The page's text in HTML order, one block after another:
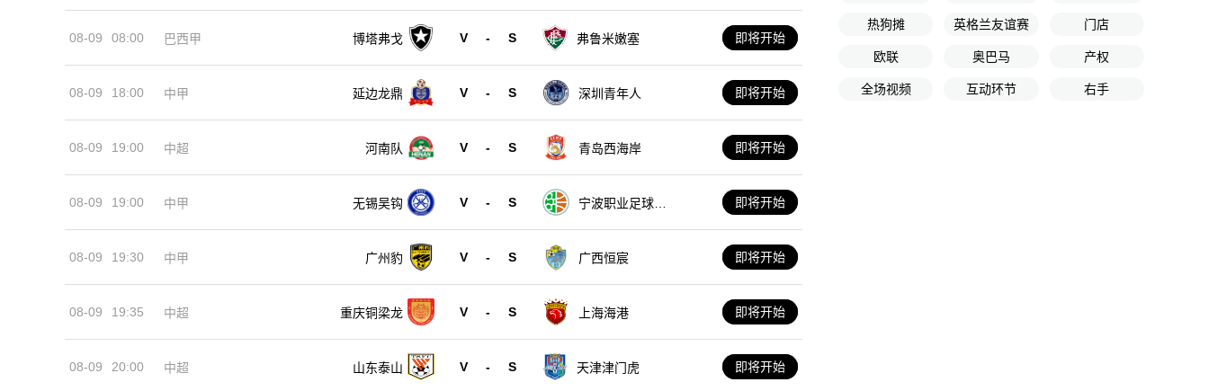
08-09 08:00 巴西甲 博塔弗戈 V - S 弗鲁米嫩塞 即将开始
08-09 18:00 中甲 延边龙鼎 V - S 深圳青年人 即将开始
08-09 19:00 中超 河南队 V - S 青岛西海岸 即将开始
08-09 19:00 中甲 无锡吴钩 V - S
宁波职业足球俱
即将开始
08-09 19:30 中甲 广州豹 V - S 广西恒宸 即将开始
08-09 19:35 中超 重庆铜梁龙 V - S 上海海港 即将开始
08-09 20:00 中超 山东泰山 V - S 天津津门虎 即将开始
热狗摊 英格兰友谊赛 门店
欧联 奥巴马 产权
全场视频 互动环节 右手